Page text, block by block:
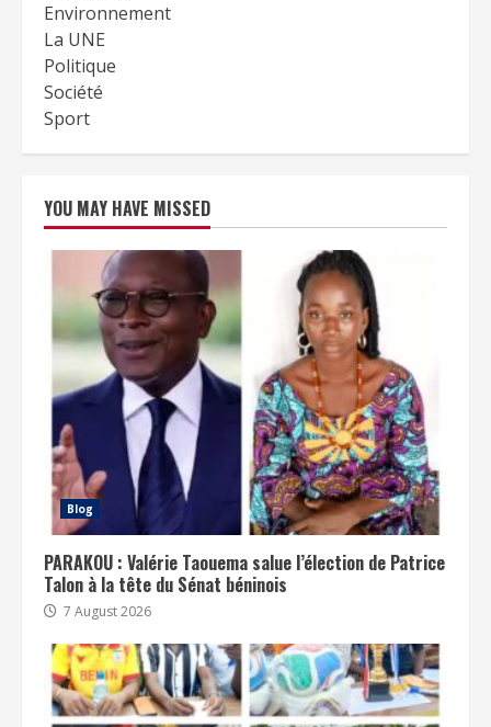
Environnement
La UNE
Politique
Société
Sport
YOU MAY HAVE MISSED
Blog
PARAKOU : Valérie Taouema salue l’élection de Patrice
Talon à la tête du Sénat béninois
7 August 2026